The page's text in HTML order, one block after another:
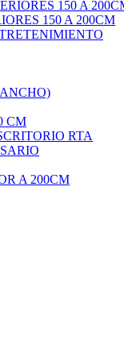
150 A
150 A 200CM
CM
RTA
A 200CM